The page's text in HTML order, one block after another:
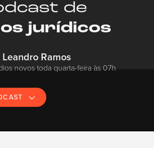
de
jurídicos
Leandro Ramos
novos toda quarta-feira às 07h